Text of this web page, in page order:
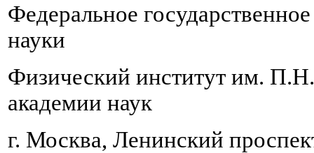
Федеральное
науки
Физический институт им.
академии наук
г. Москва, Ленинский